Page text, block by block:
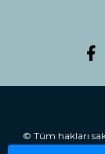
© Tüm hakları